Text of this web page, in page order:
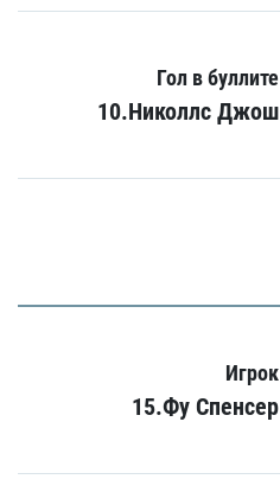
Гол в буллите
10.Николлс Джош
Игрок
15.Фу Спенсер